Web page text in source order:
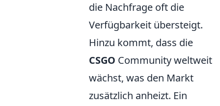
die Nachfrage oft die
Verfügbarkeit übersteigt.
Hinzu kommt, dass die
CSGO Community weltweit
wächst, was den Markt
zusätzlich anheizt. Ein